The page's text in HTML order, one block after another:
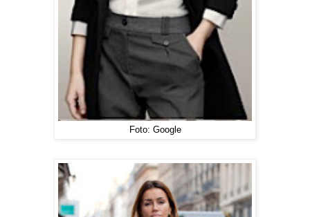
Foto: Google